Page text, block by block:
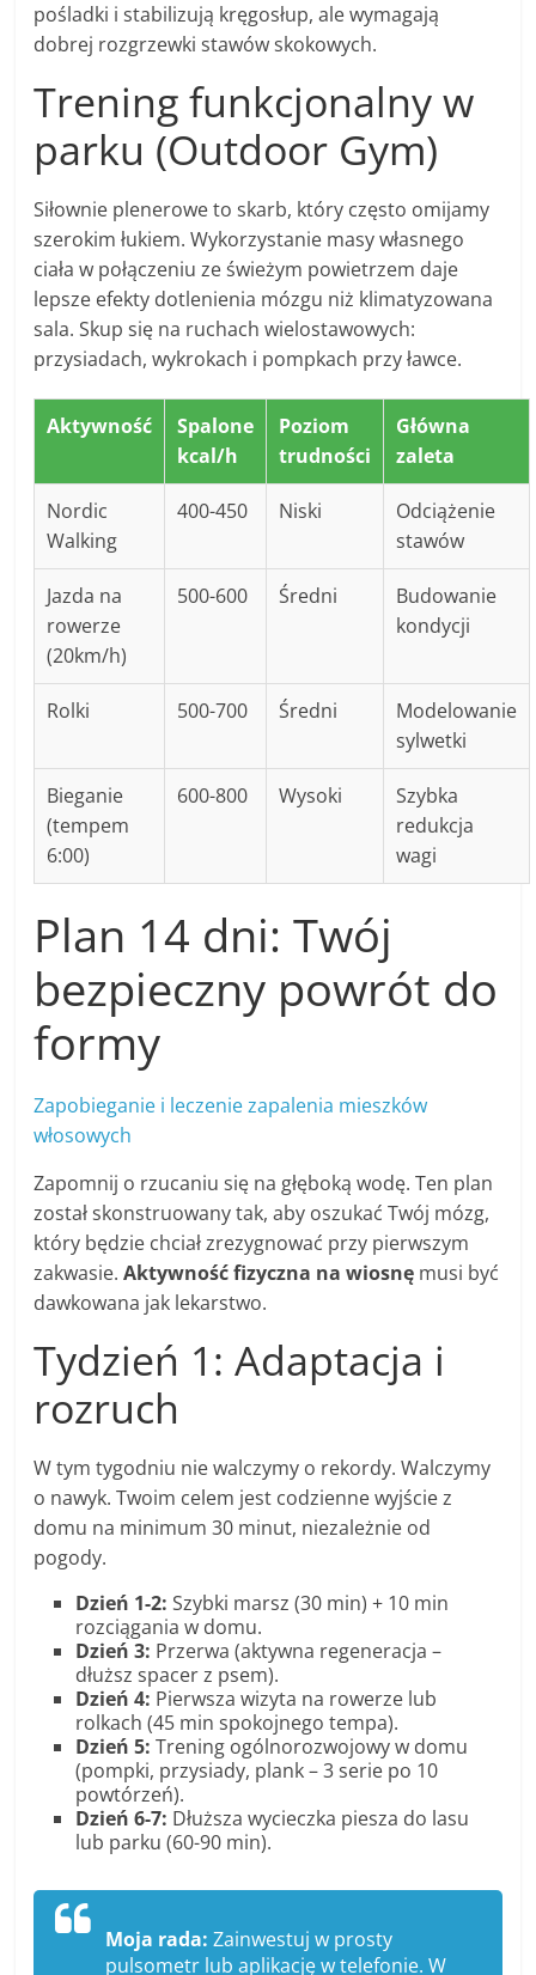
pośladki i stabilizują kręgosłup, ale wymagają
dobrej rozgrzewki stawów skokowych.
Trening funkcjonalny w
parku (Outdoor Gym)
Siłownie plenerowe to skarb, który często omijamy
szerokim łukiem. Wykorzystanie masy własnego
ciała w połączeniu ze świeżym powietrzem daje
lepsze efekty dotlenienia mózgu niż klimatyzowana
sala. Skup się na ruchach wielostawowych:
przysiadach, wykrokach i pompkach przy ławce.
Aktywność
Spalone
kcal/h
Poziom
trudności
Główna
zaleta
Nordic
Walking
400-450 Niski
Odciążenie
stawów
Jazda na
rowerze
(20km/h)
500-600 Średni
Budowanie
kondycji
Rolki 500-700 Średni
Modelowanie
sylwetki
Bieganie
(tempem
6:00)
600-800 Wysoki
Szybka
redukcja
wagi
Plan 14 dni: Twój
bezpieczny powrót do
formy
Zapobieganie i leczenie zapalenia mieszków
włosowych
Zapomnij o rzucaniu się na głęboką wodę. Ten plan
został skonstruowany tak, aby oszukać Twój mózg,
który będzie chciał zrezygnować przy pierwszym
zakwasie.Aktywność fizyczna na wiosnę musi być
dawkowana jak lekarstwo.
Tydzień 1: Adaptacja i
rozruch
W tym tygodniu nie walczymy o rekordy. Walczymy
o nawyk. Twoim celem jest codzienne wyjście z
domu na minimum 30 minut, niezależnie od
pogody.
Dzień 1-2: Szybki marsz (30 min) + 10 min
rozciągania w domu.
Dzień 3: Przerwa (aktywna regeneracja –
dłuższ spacer z psem).
Dzień 4: Pierwsza wizyta na rowerze lub
rolkach (45 min spokojnego tempa).
Dzień 5: Trening ogólnorozwojowy w domu
(pompki, przysiady, plank – 3 serie po 10
powtórzeń).
Dzień 6-7: Dłuższa wycieczka piesza do lasu
lub parku (60-90 min).
Moja rada: Zainwestuj w prosty
pulsometr lub aplikację w telefonie. W